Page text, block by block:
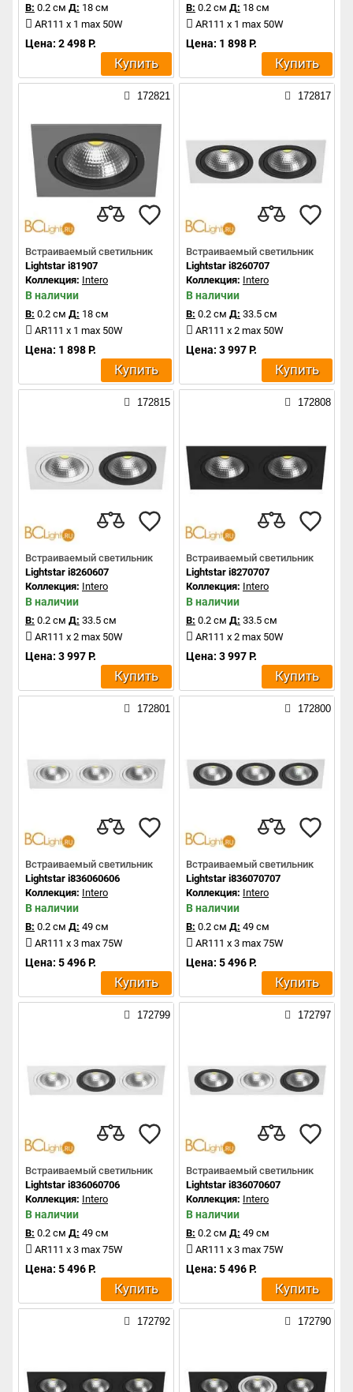
В: 0.2 см Д: 18 см
AR111 x 1 max 50W
Цена: 2 498 Р.
Купить
В: 0.2 см Д: 18 см
AR111 x 1 max 50W
Цена: 1 898 Р.
Купить
172821
Встраиваемый светильник
Lightstar i81907
Коллекция: Intero
В наличии
В: 0.2 см Д: 18 см
AR111 x 1 max 50W
Цена: 1 898 Р.
Купить
172817
Встраиваемый светильник
Lightstar i8260707
Коллекция: Intero
В наличии
В: 0.2 см Д: 33.5 см
AR111 x 2 max 50W
Цена: 3 997 Р.
Купить
172815
Встраиваемый светильник
Lightstar i8260607
Коллекция: Intero
В наличии
В: 0.2 см Д: 33.5 см
AR111 x 2 max 50W
Цена: 3 997 Р.
Купить
172808
Встраиваемый светильник
Lightstar i8270707
Коллекция: Intero
В наличии
В: 0.2 см Д: 33.5 см
AR111 x 2 max 50W
Цена: 3 997 Р.
Купить
172801
Встраиваемый светильник
Lightstar i836060606
Коллекция: Intero
В наличии
В: 0.2 см Д: 49 см
AR111 x 3 max 75W
Цена: 5 496 Р.
Купить
172800
Встраиваемый светильник
Lightstar i836070707
Коллекция: Intero
В наличии
В: 0.2 см Д: 49 см
AR111 x 3 max 75W
Цена: 5 496 Р.
Купить
172799
Встраиваемый светильник
Lightstar i836060706
Коллекция: Intero
В наличии
В: 0.2 см Д: 49 см
AR111 x 3 max 75W
Цена: 5 496 Р.
Купить
172797
Встраиваемый светильник
Lightstar i836070607
Коллекция: Intero
В наличии
В: 0.2 см Д: 49 см
AR111 x 3 max 75W
Цена: 5 496 Р.
Купить
172792 172790